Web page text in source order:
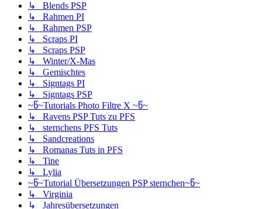
↳ Blends PSP
↳ Rahmen PI
↳ Rahmen PSP
↳ Scraps PI
↳ Scraps PSP
↳ Winter/X-Mas
↳ Gemischtes
↳ Signtags PI
↳ Signtags PSP
~წ~Tutorials Photo Filtre X ~წ~
↳ Ravens PSP Tuts zu PFS
↳ sternchens PFS Tuts
↳ Sandcreations
↳ Romanas Tuts in PFS
↳ Tine
↳ Lylia
~წ~Tutorial Übersetzungen PSP sternchen~წ~
↳ Virginia
↳ Jahresübersetzungen